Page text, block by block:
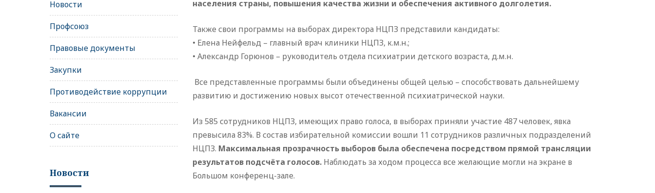
населения страны, повышения качества жизни и обеспечения активного долголетия.
Также свои программы на выборах директора НЦПЗ представили кандидаты:
• Елена Нейфельд – главный врач клиники НЦПЗ, к.м.н.;
• Александр Горюнов – руководитель отдела психиатрии детского возраста, д.м.н.
Все представленные программы были объединены общей целью – способствовать дальнейшему
развитию и достижению новых высот отечественной психиатрической науки.
Из 585 сотрудников НЦПЗ, имеющих право голоса, в выборах приняли участие 487 человек, явка
превысила 83%. В состав избирательной комиссии вошли 11 сотрудников различных подразделений
НЦПЗ. Максимальная прозрачность выборов была обеспечена посредством прямой трансляции
результатов подсчёта голосов. Наблюдать за ходом процесса все желающие могли на экране в
Большом конференц-зале.
Новости
Профсоюз
Правовые документы
Закупки
Противодействие коррупции
Вакансии
О сайте
Новости